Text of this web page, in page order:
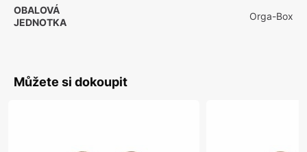
OBALOVÁ
JEDNOTKA
Orga-Box
Můžete si dokoupit